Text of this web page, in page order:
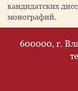
кандидатских
монографий.
600000, г.